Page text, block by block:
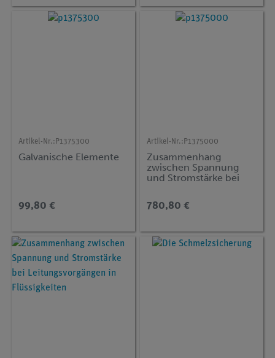
Artikel-Nr.: P1375300
Galvanische Elemente
99,80 €
Artikel-Nr.: P1375000
Zusammenhang
zwischen Spannung
und Stromstärke bei
Flüssigkeiten
780,80 €